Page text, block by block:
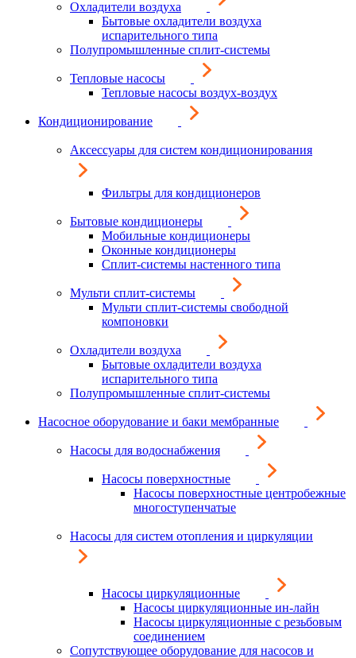
Охладители воздуха
Бытовые охладители воздуха
испарительного типа
Полупромышленные сплит-системы
Тепловые насосы
Тепловые насосы воздух-воздух
Кондиционирование
Аксессуары для систем кондиционирования
Фильтры для кондиционеров
Бытовые кондиционеры
Мобильные кондиционеры
Оконные кондиционеры
Сплит-системы настенного типа
Мульти сплит-системы
Мульти сплит-системы свободной
компоновки
Охладители воздуха
Бытовые охладители воздуха
испарительного типа
Полупромышленные сплит-системы
Насосное оборудование и баки мембранные
Насосы для водоснабжения
Насосы поверхностные
Насосы поверхностные центробежные
многоступенчатые
Насосы для систем отопления и циркуляции
Насосы циркуляционные
Насосы циркуляционные ин-лайн
Насосы циркуляционные с резьбовым
соединением
Сопутствующее оборудование для насосов и